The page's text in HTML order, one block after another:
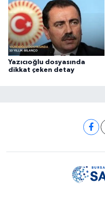
Yazıcıoğlu dosyasında
dikkat çeken detay